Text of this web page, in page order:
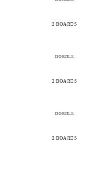
2 BOARDS
DORDLE
2 BOARDS
DORDLE
2 BOARDS